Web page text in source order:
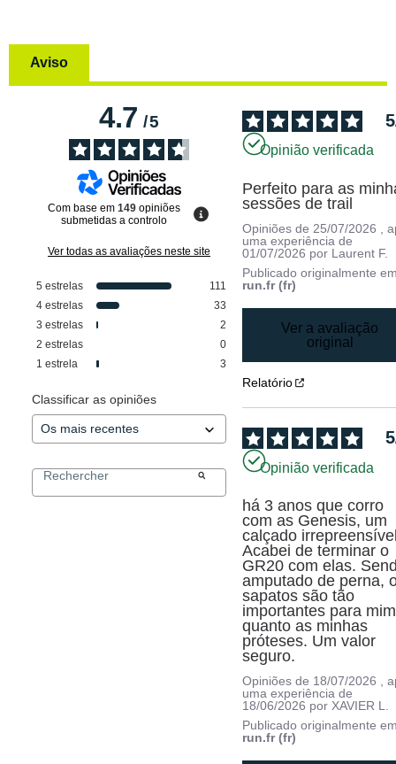
Aviso
4.7/5
Com base em 149 opiniões
submetidas a controlo
Ver todas as avaliações neste site
5 estrelas
111
4 estrelas
33
3 estrelas
2
2 estrelas
0
1 estrela 3
Classificar as opiniões
5
Opinião verificada
Perfeito para as
sessões de trail
Opiniões de 25/07/2026
,
uma experiência de
01/07/2026 por Laurent F.
Publicado originalmente
run.fr (fr)
Ver a avaliação
original
Relatório
5
Opinião verificada
há 3 anos que corro
com as Genesis, um
calçado
Acabei de terminar o
GR20 com elas.
amputado de perna,
sapatos são tão
importantes para mim
quanto as minhas
próteses. Um valor
seguro.
Opiniões de 18/07/2026 ,
uma experiência de
18/06/2026 porXAVIER L.
Publicado originalmente
run.fr (fr)